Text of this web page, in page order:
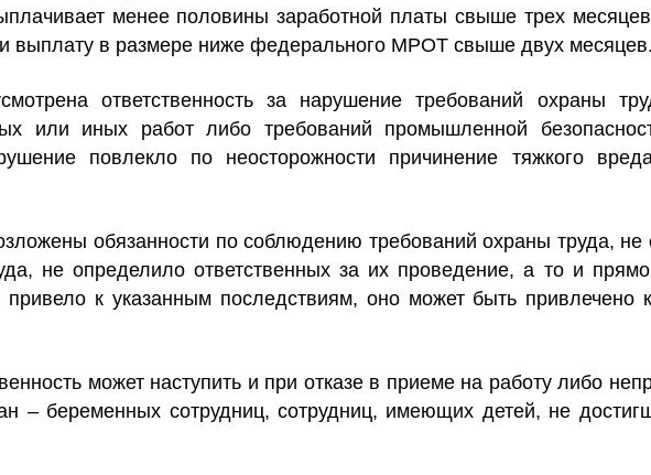
менее половины заработной платы свыше трех
выплату в размере ниже федерального МРОТ свыше двух месяцев.
ответственность за нарушение требований охраны
или иных работ либо требований промышленной
повлекло по неосторожности причинение тяжкого
обязанности по соблюдению требований охраны труда, не
не определило ответственных за их проведение, а то и
к указанным последствиям, оно может быть привлечено
может наступить и при отказе в приеме на работу либо
– беременных сотрудниц, сотрудниц, имеющих детей, не